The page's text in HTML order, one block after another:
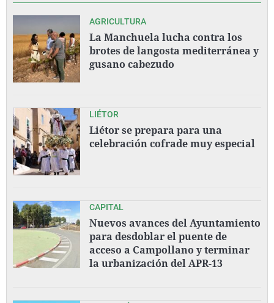
AGRICULTURA
La Manchuela lucha contra los
brotes de langosta mediterránea y
gusano cabezudo
LIÉTOR
Liétor se prepara para una
celebración cofrade muy especial
CAPITAL
Nuevos avances del Ayuntamiento
para desdoblar el puente de
acceso a Campollano y terminar
la urbanización del APR-13